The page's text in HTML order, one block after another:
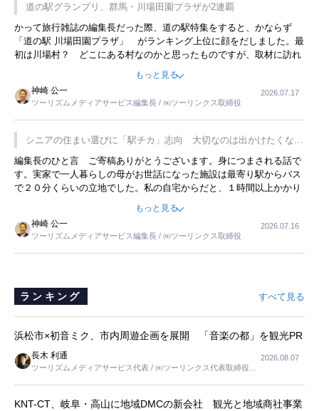
道の駅グランプリ、群馬・川場田園プラザが2連覇
かって旅行雑誌の編集長だった際、道の駅特集をすると、かならず
「道の駅 川場田園プラザ」 がランキング上位に顔をだしました。最
初は川場村？ どこにある村なのかと思ったものですが、取材に訪れ
永井 彰一社長にインタビューしたら、興味深い話が次々が飛び出しま
した。プレゼンも巧みで、今でも思い出すことが２つあります。一つ
は、従業員に東京ディズニーランドを見学させ、サービス業、接客業
の何かを理解してもらっていることです。 もう一つは1800円もする
プレミアムヨーグルトを販売するにあたり、社内に懸念もあったそう
です。永井社長は、駐車場に都内ナンバーの高級外車が停まっている
ことに目をつけ、高級商品でも売れると確信したそうです。今回の記
事を懐かしく読みました。
もっと見る
神崎 公一
ツーリズムメディアサービス編集長 / ㈱ツーリンクス取締役
2026.07.17
シニアの住まい選びに「駅チカ」志向 大切なのは出かけたくなる
暮らし
編集長のひと言 ご寄稿ありがとうございます。身につまされる話で
す。実家で一人暮らしの母がお世話になった施設は最寄り駅からバス
で２０分くらいの立地でした。私の自宅からだと、１時間以上かかり
ました。母の住まいから近いという理由で、その施設を選択したので
すが、私と妹にとっては、半日仕事ででした。シニアの住まい選び
は、当人だけではなく、世話をする家族の足の便も考えない外池ない
と思いました。
もっと見る
神崎 公一
ツーリズムメディアサービス編集長 / ㈱ツーリンクス取締役
2026.07.16
ランキング すべて見る
浜松市×初音ミク、市内周遊企画を展開 「音楽の都」を観光PR
長木 利通
ツーリズムメディアサービス代表 / ㈱ツーリンクス代表取締役社
2026.08.07
KNT-CT、岐阜・高山に地域DMCの新会社 観光と地域商社事業